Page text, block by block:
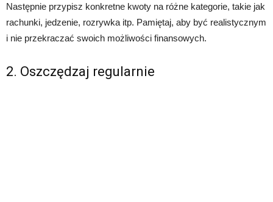
Następnie przypisz konkretne kwoty na różne kategorie, takie jak
rachunki, jedzenie, rozrywka itp. Pamiętaj, aby być realistycznym
i nie przekraczać swoich możliwości finansowych.
2. Oszczędzaj regularnie